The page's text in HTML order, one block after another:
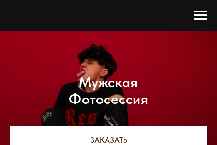
Мужская
Фотосессия
ЗАКАЗАТЬ